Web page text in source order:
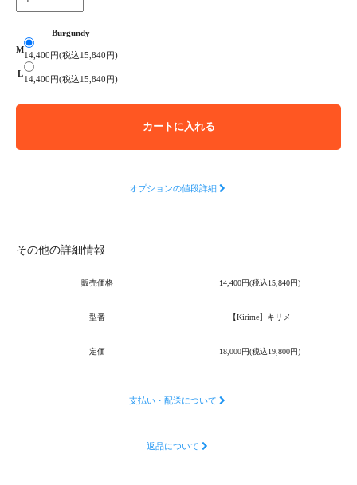
Burgundy
M
14,400円(税込15,840円)
L
14,400円(税込15,840円)
カートに入れる
オプションの値段詳細
その他の詳細情報
販売価格 14,400円(税込15,840円)
型番 【Kirime】キリメ
定価 18,000円(税込19,800円)
支払い・配送について
返品について